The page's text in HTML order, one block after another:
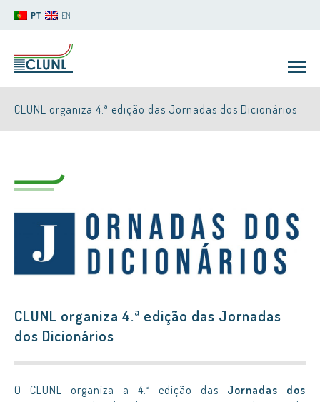
PT EN
CLUNL
CLUNL organiza 4.ª edição das Jornadas dos Dicionários
CLUNL organiza 4.ª edição das Jornadas
dos Dicionários
O CLUNL organiza a 4.ª edição das Jornadas dos